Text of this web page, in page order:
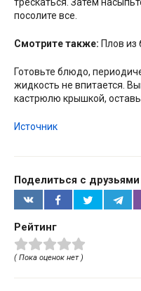
трескаться. Затем
посолите все.
Смотрите также: Плов из
Готовьте блюдо,
жидкость не впитается.
кастрюлю крышкой,
Источник
Поделиться с друзьями
Рейтинг
( Пока оценок нет )